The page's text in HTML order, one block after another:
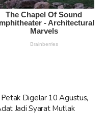
Petak Digelar 10 Agustus,
Jadi Syarat Mutlak